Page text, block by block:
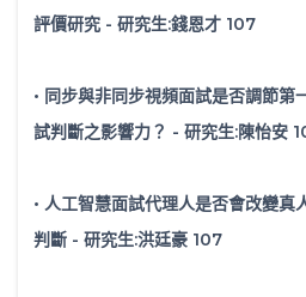
評價研究 - 研究生:錢恩才 107
• 同步與非同步視頻面試是否調節第
試判斷之影響力？ - 研究生:陳怡安
• 人工智慧面試代理人是否會改變真
判斷 - 研究生:洪廷豪 107